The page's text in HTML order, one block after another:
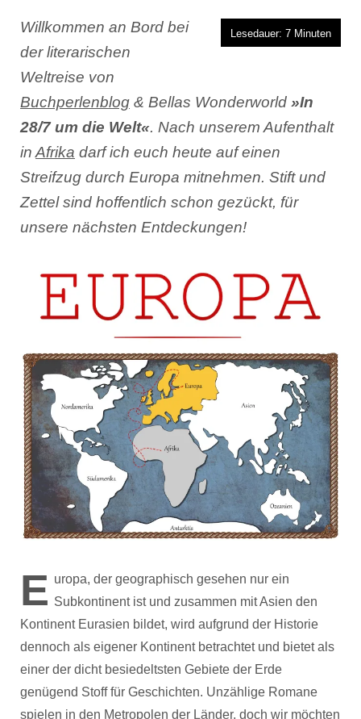
Lesedauer: 7 Minuten
Willkommen an Bord bei
der literarischen
Weltreise von
Buchperlenblog & Bellas Wonderworld »In
28/7 um die Welt«. Nach unserem Aufenthalt
inAfrika darf ich euch heute auf einen
Streifzug durch Europa mitnehmen. Stift und
Zettel sind hoffentlich schon gezückt, für
unsere nächsten Entdeckungen!
E uropa, der geographisch gesehen nur ein
Subkontinent ist und zusammen mit Asien den
Kontinent Eurasien bildet, wird aufgrund der Historie
dennoch als eigener Kontinent betrachtet und bietet als
einer der dicht besiedeltsten Gebiete der Erde
genügend Stoff für Geschichten. Unzählige Romane
spielen in den Metropolen der Länder, doch wir möchten